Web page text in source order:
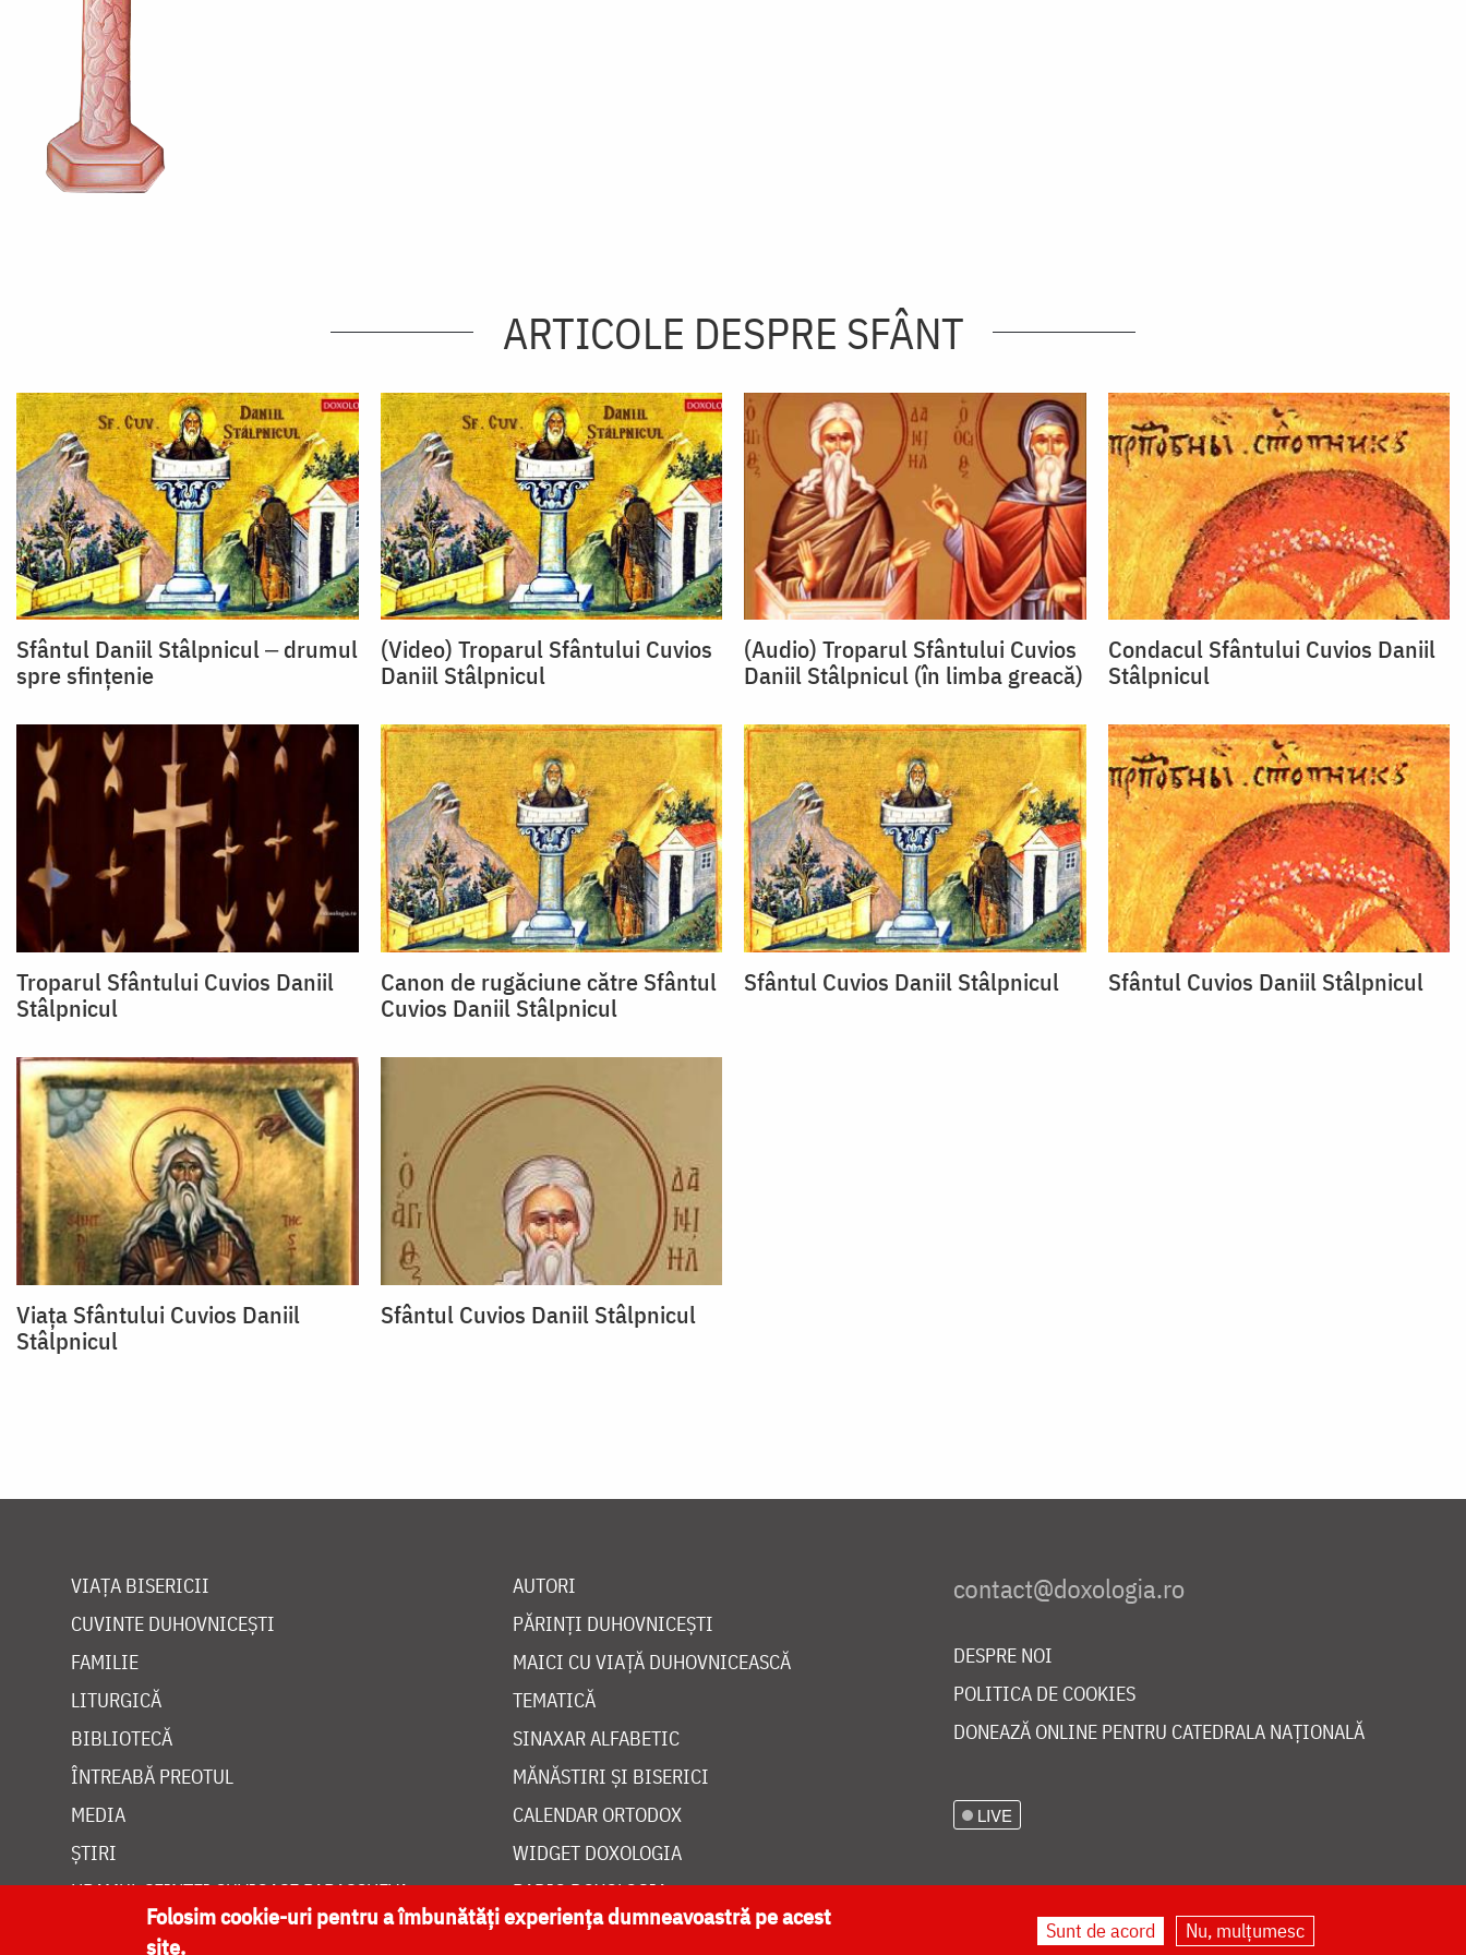
ARTICOLE DESPRE SFÂNT
Sfântul Daniil Stâlpnicul ‒ drumul
spre sfințenie
(Video) Troparul Sfântului Cuvios
Daniil Stâlpnicul
(Audio) Troparul Sfântului Cuvios
Daniil Stâlpnicul (în limba greacă)
Condacul Sfântului Cuvios Daniil
Stâlpnicul
Troparul Sfântului Cuvios Daniil
Stâlpnicul
Canon de rugăciune către Sfântul
Cuvios Daniil Stâlpnicul
Sfântul Cuvios Daniil Stâlpnicul Sfântul Cuvios Daniil Stâlpnicul
Viața Sfântului Cuvios Daniil
Stâlpnicul
Sfântul Cuvios Daniil Stâlpnicul
VIAȚA BISERICII
CUVINTE DUHOVNICEȘTI
FAMILIE
LITURGICĂ
BIBLIOTECĂ
ÎNTREABĂ PREOTUL
MEDIA
ȘTIRI
HRAMUL SFINTEI CUVIOASE PARASCHEVA
AUTORI
PĂRINȚI DUHOVNICEȘTI
MAICI CU VIAȚĂ DUHOVNICEASCĂ
TEMATICĂ
SINAXAR ALFABETIC
MĂNĂSTIRI ȘI BISERICI
CALENDAR ORTODOX
WIDGET DOXOLOGIA
RADIO DOXOLOGIA
DESPRE NOI
POLITICA DE COOKIES
DONEAZĂ ONLINE PENTRU CATEDRALA NAȚIONALĂ
LIVE
Folosim cookie-uri pentru a îmbunătăți experiența dumneavoastră pe acest
site.
Sunt de acord Nu, mulțumesc